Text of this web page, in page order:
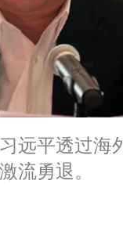
远平透过海
流勇退。